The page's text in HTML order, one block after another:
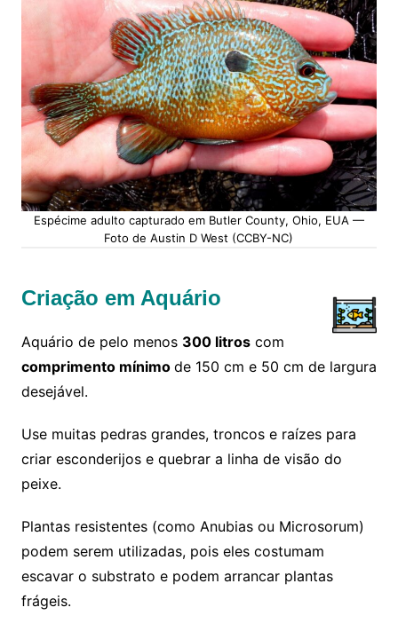
Espécime adulto capturado em Butler County, Ohio, EUA —
Foto de Austin D West (CCBY-NC)
Criação em Aquário
Aquário de pelo menos 300 litroscom
comprimento mínimo de 150 cm e 50 cm de largura
desejável.
Use muitas pedras grandes, troncos e raízes para
criar esconderijos e quebrar a linha de visão do
peixe.
Plantas resistentes (como Anubias ou Microsorum)
podem serem utilizadas, pois eles costumam
escavar o substrato e podem arrancar plantas
frágeis.